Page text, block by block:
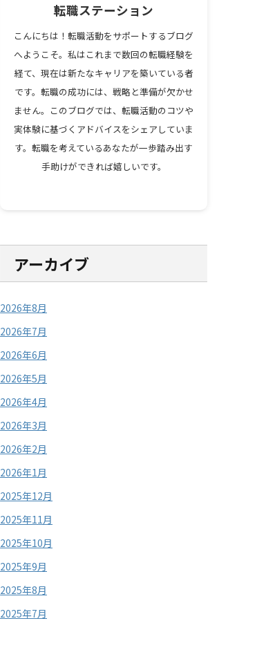
転職ステーション
こんにちは！転職活動をサポートするブログ
へようこそ。私はこれまで数回の転職経験を
経て、現在は新たなキャリアを築いている者
です。転職の成功には、戦略と準備が欠かせ
ません。このブログでは、転職活動のコツや
実体験に基づくアドバイスをシェアしていま
す。転職を考えているあなたが一歩踏み出す
手助けができれば嬉しいです。
アーカイブ
2026年8月
2026年7月
2026年6月
2026年5月
2026年4月
2026年3月
2026年2月
2026年1月
2025年12月
2025年11月
2025年10月
2025年9月
2025年8月
2025年7月